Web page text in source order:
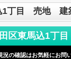
1丁目 売地 建
況の確認はお気軽にお問